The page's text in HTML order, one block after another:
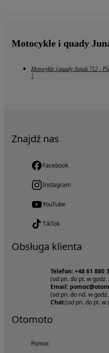
Motocykle i quady
Motocykle i quady Junak 712 -
1
Znajdź nas
Facebook
Instagram
YouTube
TikTok
Obsługa klienta
Telefon: +48 61 880
(od pn. do pt. w godz.
Email:
(od pn. do nd. w
Chat:(od pn. do pt. w
Otomoto
Pomoc